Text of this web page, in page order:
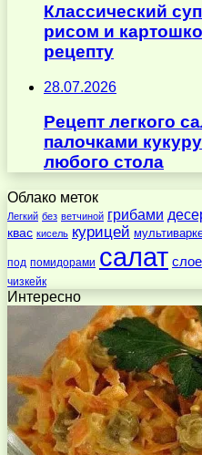
Классический
рисом и
рецепту
28.07.2026
Рецепт легкого
палочками
любого стола
Облако меток
Легкий без ветчиной грибами
квас кисель курицей
под помидорами салат
чизкейк
Интересно